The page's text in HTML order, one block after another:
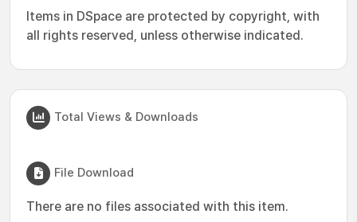
Items in DSpace are protected by copyright, with
all rights reserved, unless otherwise indicated.
Total Views & Downloads
File Download
There are no files associated with this item.